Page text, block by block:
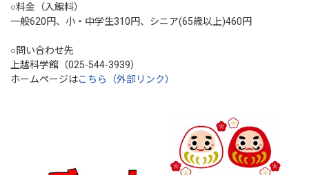
○料金（入館料）
一般620円、小・中学生310円、シニア(65歳以上)460円
○問い合わせ先
上越科学館（025-544-3939）
ホームページはこちら（外部リンク）